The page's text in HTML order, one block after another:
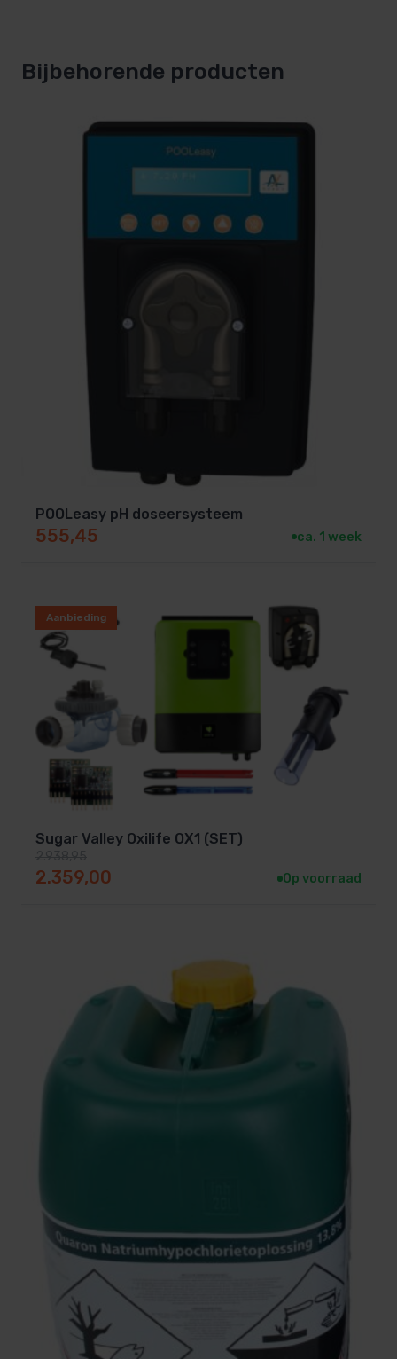
Bijbehorende producten
POOLeasy pH doseersysteem
555,45 ca. 1 week
Aanbieding
Sugar Valley Oxilife OX1 (SET)
2.359,00 Op voorraad